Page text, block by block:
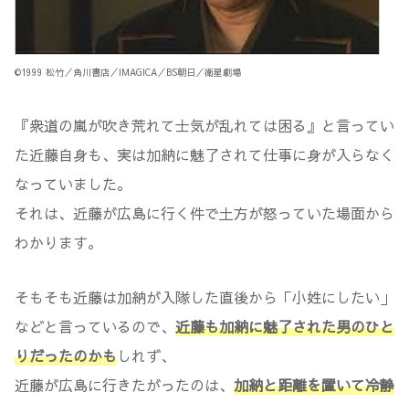
©1999 松竹／角川書店／IMAGICA／BS朝日／衛星劇場
『衆道の嵐が吹き荒れて士気が乱れては困る』と言ってい
た近藤自身も、実は加納に魅了されて仕事に身が入らなく
なっていました。
それは、近藤が広島に行く件で土方が怒っていた場面から
わかります。
そもそも近藤は加納が入隊した直後から「小姓にしたい」
などと言っているので、 近藤も加納に魅了された男のひと
りだったのかもしれず、
近藤が広島に行きたがったのは、 加納と距離を置いて冷静